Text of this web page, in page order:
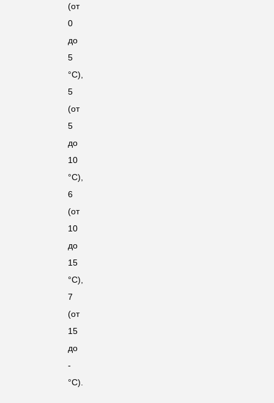
(от
0
до
5
°C),
5
(от
5
до
10
°C),
6
(от
10
до
15
°C),
7
(от
15
до
-
°C).